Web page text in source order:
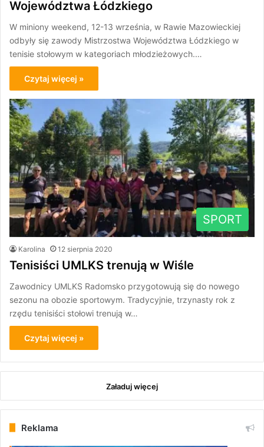
Województwa Łódzkiego
W miniony weekend, 12-13 września, w Rawie Mazowieckiej
odbyły się zawody Mistrzostwa Województwa Łódzkiego w
tenisie stołowym w kategoriach młodzieżowych.…
Czytaj więcej »
SPORT
Karolina 12 sierpnia 2020
Tenisiści UMLKS trenują w Wiśle
Zawodnicy UMLKS Radomsko przygotowują się do nowego
sezonu na obozie sportowym. Tradycyjnie, trzynasty rok z
rzędu tenisiści stołowi trenują w…
Czytaj więcej »
Załaduj więcej
Reklama